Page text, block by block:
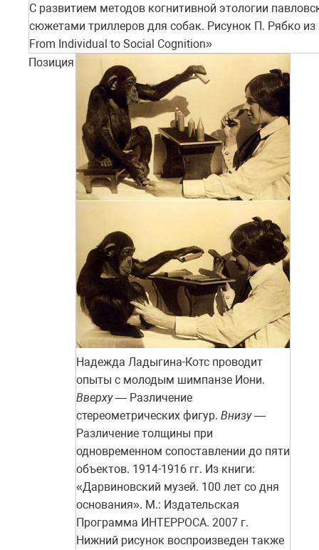
С развитием методов когнитивной этологии
сюжетами триллеров для собак. Рисунок П. Рябко из
From Individual to Social Cognition»
Надежда Ладыгина-Котс проводит
опыты с молодым шимпанзе Иони.
Вверху— Различение
стереометрических фигур. Внизу—
Различение толщины при
одновременном сопоставлении до пяти
объектов. 1914-1916 гг. Из книги:
«Дарвиновский музей. 100 лет со дня
основания». М.: Издательская
Программа ИНТЕРРОСА. 2007 г.
Нижний рисунок воспроизведен также
Позиция